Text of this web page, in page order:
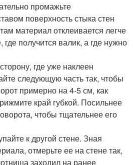
промажьте
поверхность стыка стен
материал отклеивается легче
получится валик, а где нужно
где уже наклеен
следующую часть так, чтобы
примерно на 4-5 см, как
край губкой. Посильнее
чтобы тщательнее его
к другой стене. Зная
отмерьте ее на стене так,
заходил на ранее